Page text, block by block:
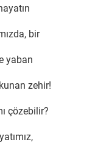
bir
yaban
zehir!
çözebilir?